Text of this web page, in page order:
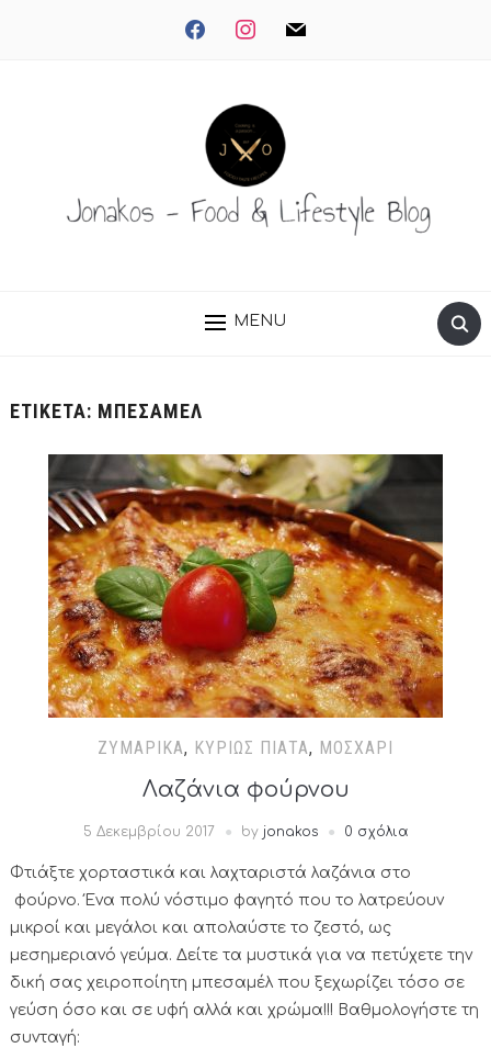
facebookinstagrammail
MENU
ΕΤΙΚΈΤΑ: ΜΠΕΣΑΜΕΛ
ΖΥΜΑΡΙΚΆ, ΚΥΡΊΩΣ ΠΙΆΤΑ, ΜΟΣΧΆΡΙ
Λαζάνια φούρνου
5 Δεκεμβρίου 2017 by jonakos 0 σχόλια
Φτιάξτε χορταστικά και λαχταριστά λαζάνια στο
φούρνο. Ένα πολύ νόστιμο φαγητό που το λατρεύουν
μικροί και μεγάλοι και απολαύστε το ζεστό, ως
μεσημεριανό γεύμα. Δείτε τα μυστικά για να πετύχετε την
δική σας χειροποίητη μπεσαμέλ που ξεχωρίζει τόσο σε
γεύση όσο και σε υφή αλλά και χρώμα!!! Βαθμολογήστε τη
συνταγή: